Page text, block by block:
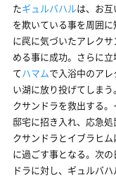
たギュルバハルは、お互
を欺いている事を周囲
に罠に気づいたアレク
める事に成功。さらに
てハマムで入浴中のア
い湖に放り投げてしま
クサンドラを救出する
邸宅に招き入れ、応急
クサンドラとイブラヒ
に過ごす事となる。次
ドラに対し、ギュルバ